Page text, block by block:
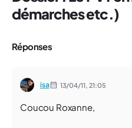
démarches etc.)
Réponses
isa 13/04/11, 21:05
Coucou Roxanne,